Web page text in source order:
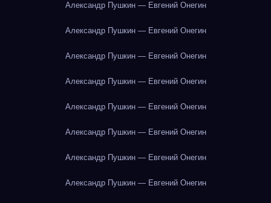
Александр Пушкин — Евгений Онегин
Александр Пушкин — Евгений Онегин
Александр Пушкин — Евгений Онегин
Александр Пушкин — Евгений Онегин
Александр Пушкин — Евгений Онегин
Александр Пушкин — Евгений Онегин
Александр Пушкин — Евгений Онегин
Александр Пушкин — Евгений Онегин